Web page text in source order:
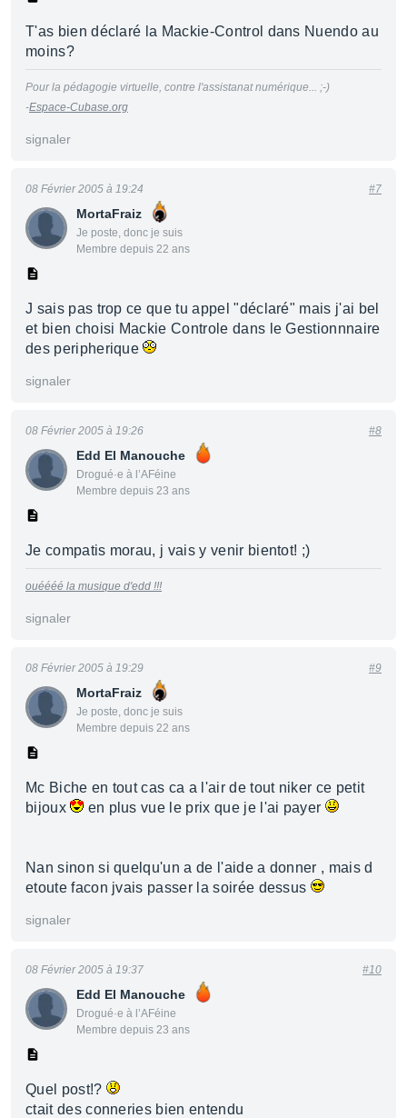
T'as bien déclaré la Mackie-Control dans Nuendo au
moins?
Pour la pédagogie virtuelle, contre l'assistanat numérique... ;-)
-Espace-Cubase.org
signaler
MortaFraiz
Je poste, donc je suis
Membre depuis 22 ans
08 Février 2005 à 19:24 #7
J sais pas trop ce que tu appel "déclaré" mais j'ai bel
et bien choisi Mackie Controle dans le Gestionnnaire
des peripherique
signaler
Edd El Manouche
Drogué·e à l’AFéine
Membre depuis 23 ans
08 Février 2005 à 19:26 #8
Je compatis morau, j vais y venir bientot! ;)
ouéééé la musique d'edd !!!
signaler
MortaFraiz
Je poste, donc je suis
Membre depuis 22 ans
08 Février 2005 à 19:29 #9
Mc Biche en tout cas ca a l'air de tout niker ce petit
bijoux
en plus vue le prix que je l'ai payer
Nan sinon si quelqu'un a de l'aide a donner , mais d
etoute facon jvais passer la soirée dessus
signaler
Edd El Manouche
Drogué·e à l’AFéine
Membre depuis 23 ans
08 Février 2005 à 19:37 #10
Quel post!?
ctait des conneries bien entendu